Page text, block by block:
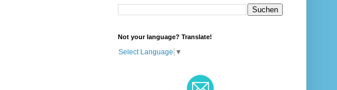
Not your language? Translate!
Select Language ▼